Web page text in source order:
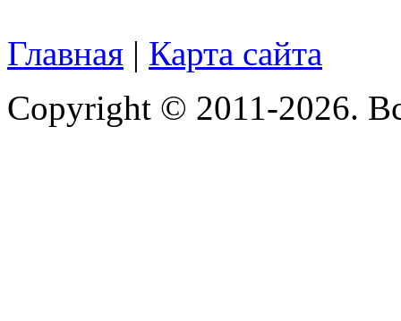
Главная | Карта сайта
Copyright © 2011-2026.